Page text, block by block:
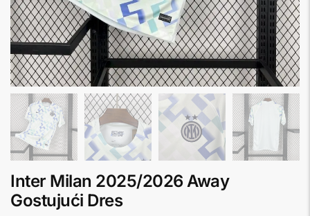
Inter Milan 2025/2026 Away
Gostujući Dres